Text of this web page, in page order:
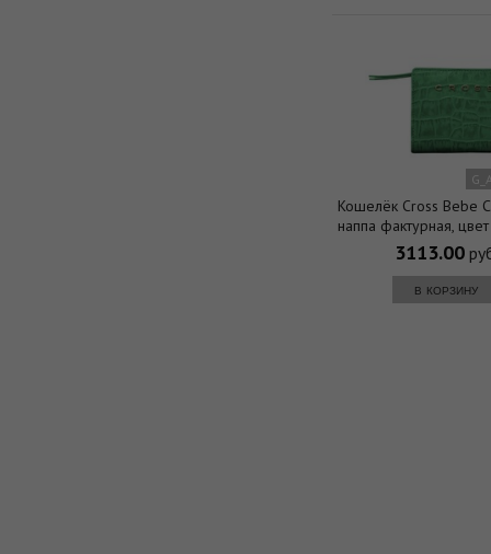
Кошелёк Cross Bebe
наппа фактурная,
рыжий, 11,2 х 9,4
3113.00
в корзину